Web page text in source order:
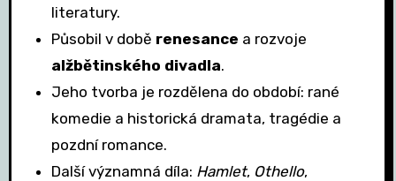
literatury.
Působil v době renesance a rozvoje
alžbětinského divadla.
Jeho tvorba je rozdělena do období: rané
komedie a historická dramata, tragédie a
pozdní romance.
Další významná díla: Hamlet, Othello,